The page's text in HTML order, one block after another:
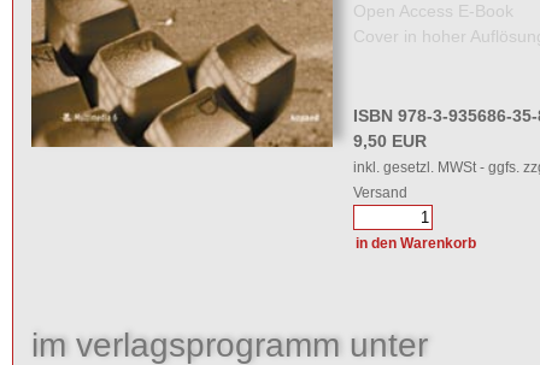
Open Access E-Book
Cover in hoher
ISBN 978-3-935686-
9,50 EUR
inkl. gesetzl. MWSt - ggfs.
Versand
im verlagsprogramm unter